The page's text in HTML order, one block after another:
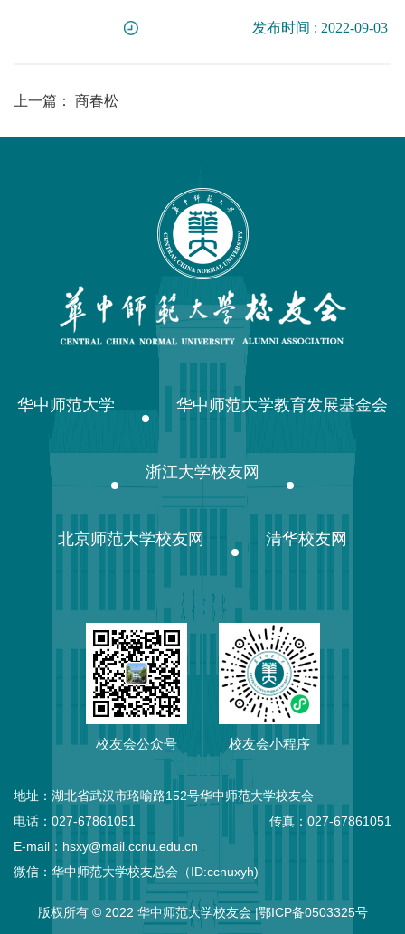
发布时间 : 2022-09-03
上一篇： 商春松
华中师范大学 华中师范大学教育发展基金会
浙江大学校友网
北京师范大学校友网 清华校友网
校友会公众号 校友会小程序
地址：湖北省武汉市珞喻路152号华中师范大学校友会
电话：027-67861051
传真：027-67861051
E-mail：hsxy@mail.ccnu.edu.cn
微信：华中师范大学校友总会（ID:ccnuxyh)
版权所有 © 2022 华中师范大学校友会 |鄂ICP备0503325号